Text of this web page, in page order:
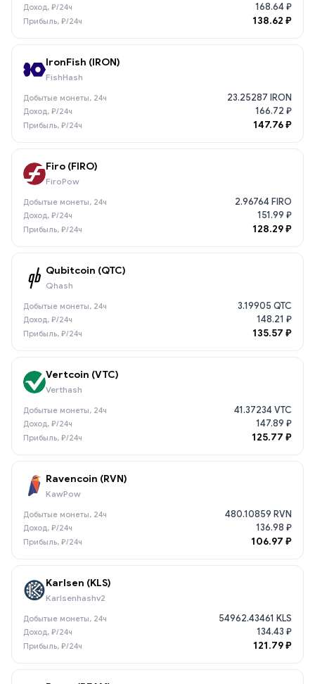
168.64 ₽
138.62 ₽
IronFish (IRON)
FishHash
23.25287 IRON
166.72 ₽
147.76 ₽
Firo (FIRO)
FiroPow
2.96764 FIRO
151.99 ₽
128.29 ₽
Qubitcoin (QTC)
Qhash
3.19905 QTC
148.21 ₽
135.57 ₽
Vertcoin (VTC)
Verthash
41.37234 VTC
147.89 ₽
125.77 ₽
Ravencoin (RVN)
KawPow
480.10859 RVN
136.98 ₽
106.97 ₽
Karlsen (KLS)
Karlsenhashv2
54962.43461 KLS
134.43 ₽
121.79 ₽